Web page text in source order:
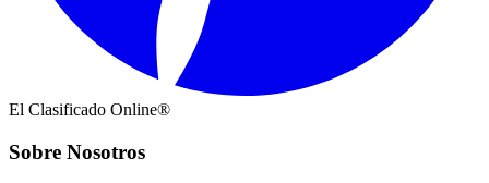
El Clasificado Online®
Sobre Nosotros